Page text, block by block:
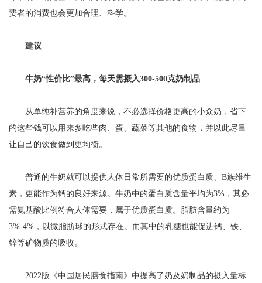
费者的消费也会更加合理、科学。
建议
牛奶“性价比”最高，每天需摄入300-500克奶制品
从单纯补营养的角度来说，不必选择价格更高的小众奶，省下
的这些钱可以用来多吃些肉、蛋、蔬菜等其他的食物，并以此尽量
让自己的饮食做到更均衡。
普通的牛奶就可以提供人体日常所需要的优质蛋白质、B族维生
素，更能作为钙的良好来源。牛奶中的蛋白质含量平均为3%，其必
需氨基酸比例符合人体需要，属于优质蛋白质。脂肪含量约为
3%-4%，以微脂肪球的形式存在。而其中的乳糖也能促进钙、铁、
锌等矿物质的吸收。
2022版《中国居民膳食指南》中提高了奶及奶制品的摄入量标